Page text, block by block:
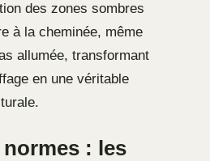
des zones sombres
à la cheminée, même
allumée, transformant
en une véritable
: les